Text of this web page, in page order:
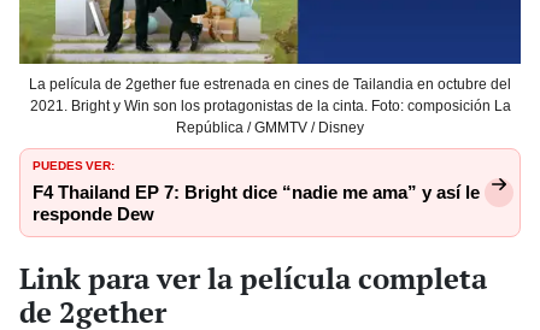
La película de 2gether fue estrenada en cines de Tailandia en octubre del
2021. Bright y Win son los protagonistas de la cinta. Foto: composición La
República / GMMTV / Disney
PUEDES VER:
F4 Thailand EP 7: Bright dice “nadie me ama” y así le
responde Dew
Link para ver la película completa
de 2gether